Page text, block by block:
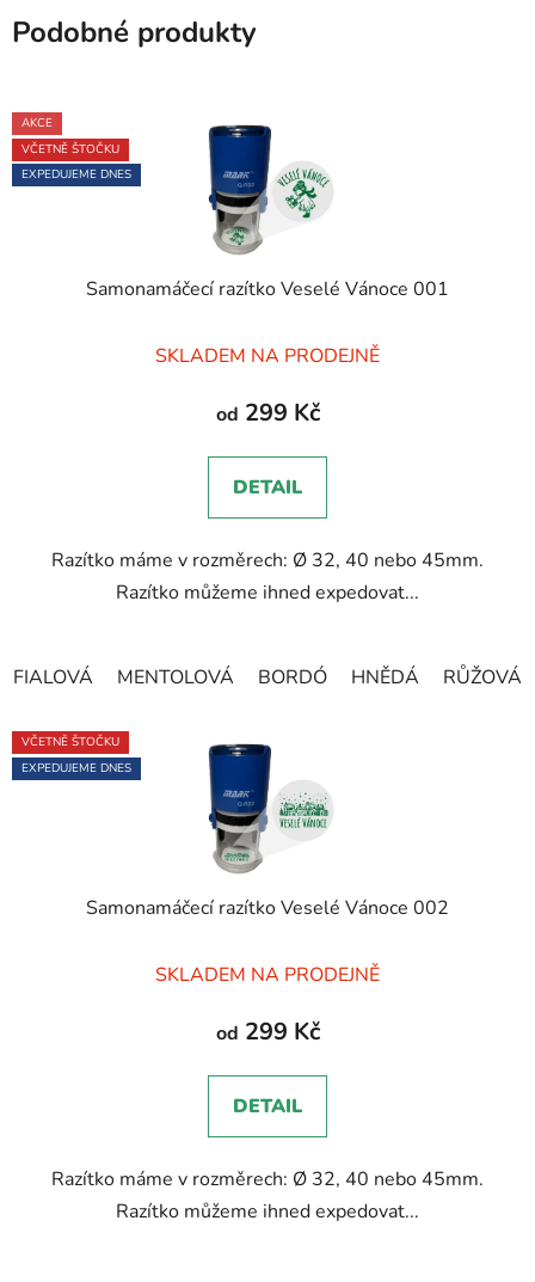
Podobné produkty
AKCE
VČETNĚ ŠTOČKU
EXPEDUJEME DNES
Samonamáčecí razítko Veselé Vánoce 001
hodnocení
produktu
5,0
z
hvězdiček.
SKLADEM NA PRODEJNĚ
od 299 Kč
DETAIL
Razítko máme v rozměrech: Ø 32, 40 nebo 45mm.
Razítko můžeme ihned expedovat...
FIALOVÁ MENTOLOVÁ BORDÓ HNĚDÁ RŮŽOVÁ
VČETNĚ ŠTOČKU
EXPEDUJEME DNES
Samonamáčecí razítko Veselé Vánoce 002
hodnocení
produktu
5,0
z
hvězdiček.
SKLADEM NA PRODEJNĚ
od 299 Kč
DETAIL
Razítko máme v rozměrech: Ø 32, 40 nebo 45mm.
Razítko můžeme ihned expedovat...